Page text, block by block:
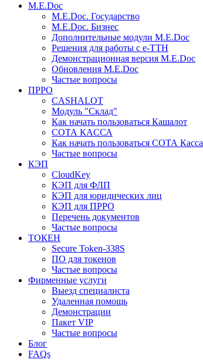
M.E.Doc
M.E.Doc. Государство
M.E.Doc. Бизнес
Дополнительные модули M.E.Doc
Решения для работы с е-ТТН
Демонстрационная версия M.E.Doc
Обновления M.E.Doc
Частые вопросы
ПРРО
CASHALOT
Модуль "Склад"
Как начать пользоваться Кашалот
СОТА КАCСА
Как начать пользоваться СОТА Касса
Частые вопросы
КЭП
CloudKey
КЭП для ФЛП
КЭП для юридических лиц
КЭП для ПРРО
Перечень документов
Частые вопросы
ТОКЕН
Secure Token-338S
ПО для токенов
Частые вопросы
Фирменные услуги
Выезд специалиста
Удаленная помощь
Демонстрации
Пакет VIP
Частые вопросы
Блог
FAQs